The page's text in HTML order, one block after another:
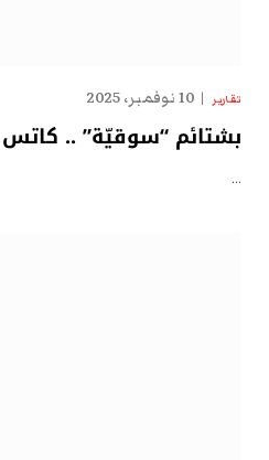
تقارير 10 نوفمبر، 2025
بشتائم “سوقيّة” ..
…